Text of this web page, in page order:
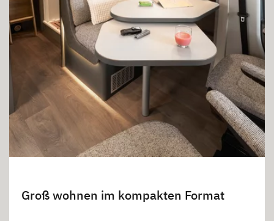
Groß wohnen im kompakten Format